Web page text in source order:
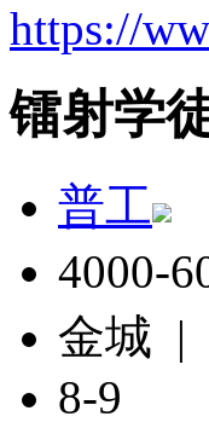
https://
镭射学
普工
4000-
金城 |
8-9